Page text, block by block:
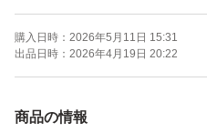
※2026.04以前は、以下の3本
・2026.03 ビタリスト 350ml
購入日時： 2026年5月11日 15:31
出品日時： 2026年4月19日 20:22
商品の情報